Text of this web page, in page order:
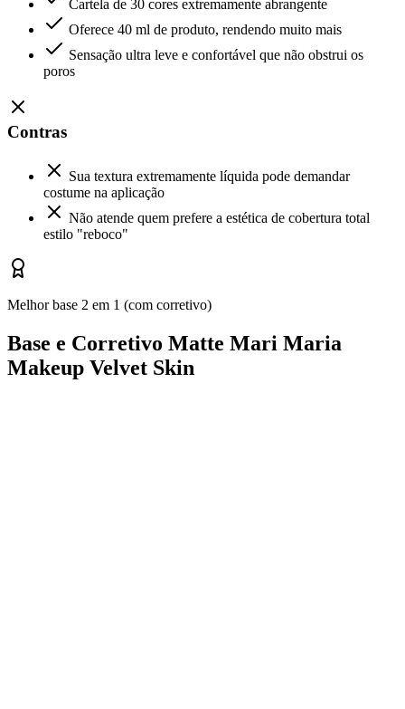
Cartela de 30 cores extremamente abrangente
Oferece 40 ml de produto, rendendo muito mais
Sensação ultra leve e confortável que não obstrui os
poros
Contras
Sua textura extremamente líquida pode demandar
costume na aplicação
Não atende quem prefere a estética de cobertura total
estilo "reboco"
Melhor base 2 em 1 (com corretivo)
Base e Corretivo Matte Mari Maria
Makeup Velvet Skin